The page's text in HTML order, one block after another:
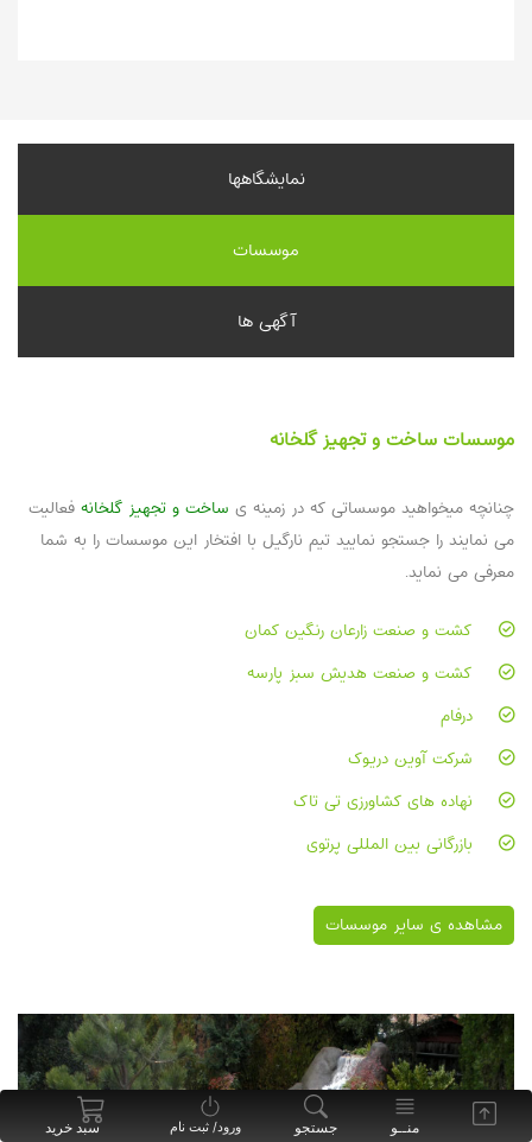
نمایشگاهها
موسسات
آگهی ها
موسسات ساخت و تجهیز گلخانه‌
چنانچه میخواهید موسساتی که در زمینه ی ساخت و تجهیز گلخانه‌ فعالیت
می نمایند را جستجو نمایید تیم نارگیل با افتخار این موسسات را به شما
معرفی می نماید.
کشت و صنعت زارعان رنگین کمان
کشت و صنعت هدیش سبز پارسه
درفام
شرکت آوین دریوک
نهاده های کشاورزی تی تاک
بازرگانی بین المللی پرتوی
مشاهده ی سایر موسسات
منــو جستجو ورود/ ثبت نام سبد خرید